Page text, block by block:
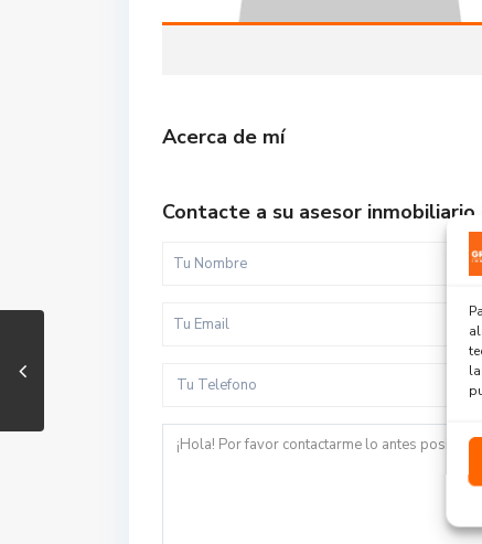
Acerca de mí
Contacte a su asesor inmobiliario